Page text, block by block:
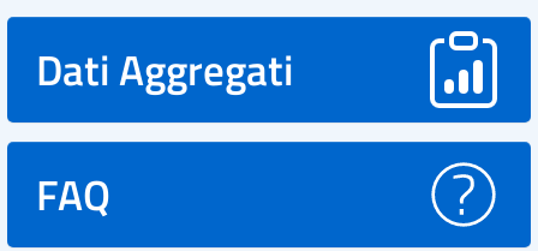
Dati Aggregati
FAQ